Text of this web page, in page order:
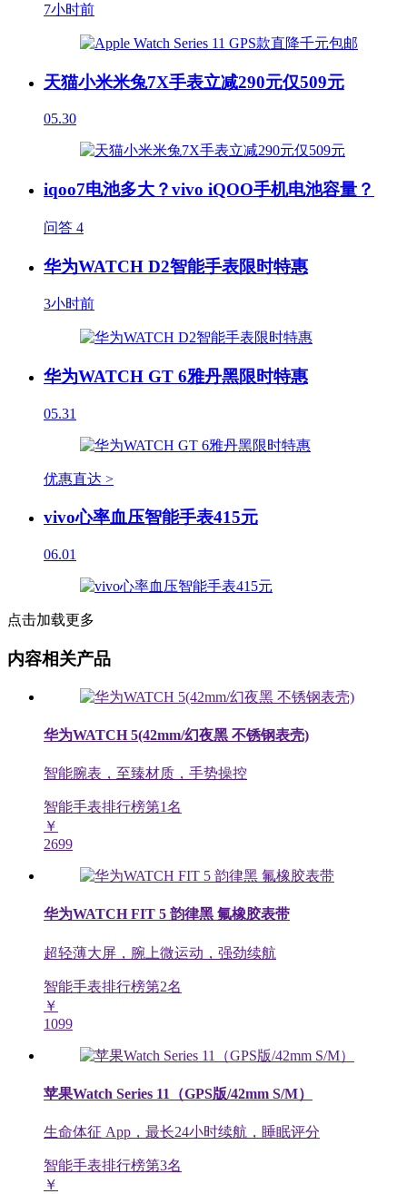
7小时前
天猫小米米兔7X手表立减290元仅509元
05.30
iqoo7电池多大？vivo iQOO手机电池容量？
问答 4
华为WATCH D2智能手表限时特惠
3小时前
华为WATCH GT 6雅丹黑限时特惠
05.31
优惠直达 >
vivo心率血压智能手表415元
06.01
点击加载更多
内容相关产品
华为WATCH 5(42mm/幻夜黑 不锈钢表壳)
智能腕表，至臻材质，手势操控
智能手表排行榜第1名
￥
2699
华为WATCH FIT 5 韵律黑 氟橡胶表带
超轻薄大屏，腕上微运动，强劲续航
智能手表排行榜第2名
￥
1099
苹果Watch Series 11（GPS版/42mm S/M）
生命体征 App，最长24小时续航，睡眠评分
智能手表排行榜第3名
￥